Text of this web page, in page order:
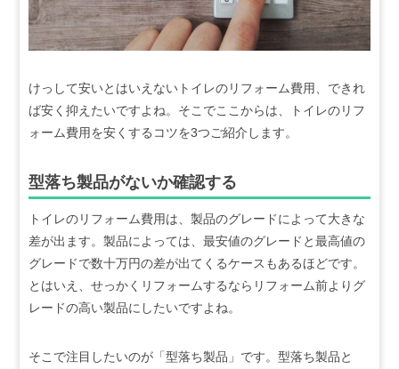
けっして安いとはいえないトイレのリフォーム費用、できれ
ば安く抑えたいですよね。そこでここからは、トイレのリフ
ォーム費用を安くするコツを3つご紹介します。
型落ち製品がないか確認する
トイレのリフォーム費用は、製品のグレードによって大きな
差が出ます。製品によっては、最安値のグレードと最高値の
グレードで数十万円の差が出てくるケースもあるほどです。
とはいえ、せっかくリフォームするならリフォーム前よりグ
レードの高い製品にしたいですよね。
そこで注目したいのが「型落ち製品」です。型落ち製品と